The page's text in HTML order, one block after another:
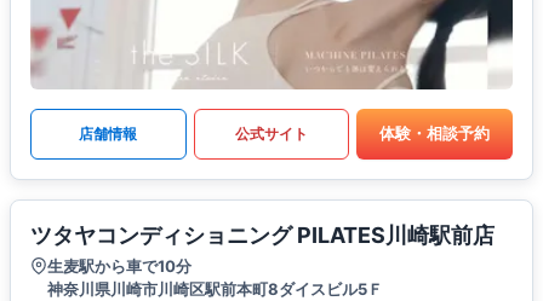
店舗情報 公式サイト 体験・相談予約
ツタヤコンディショニング PILATES川崎駅前店
生麦駅から車で10分
神奈川県川崎市川崎区駅前本町8ダイスビル5Ｆ